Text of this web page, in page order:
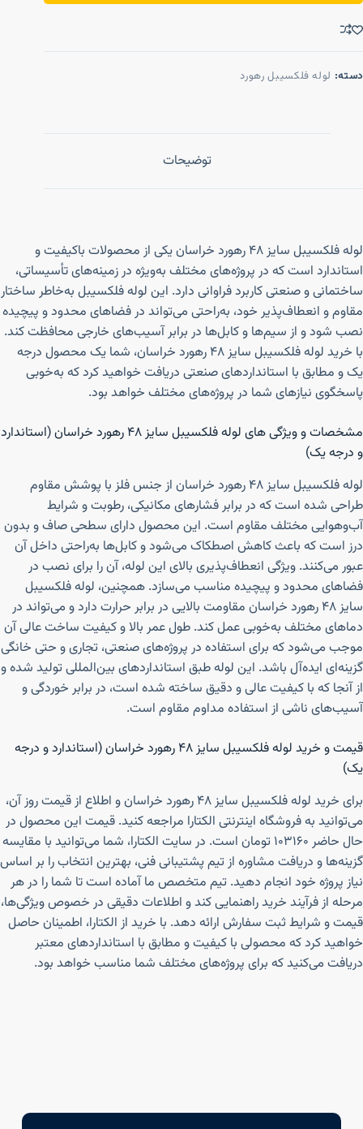
دسته: لوله فلکسیبل رهورد
توضیحات
لوله فلکسیبل سایز ۴۸ رهورد خراسان یکی از محصولات باکیفیت و
استاندارد است که در پروژه‌های مختلف به‌ویژه در زمینه‌های تأسیساتی،
ساختمانی و صنعتی کاربرد فراوانی دارد. این لوله فلکسیبل به‌خاطر ساختار
مقاوم و انعطاف‌پذیر خود، به‌راحتی می‌تواند در فضاهای محدود و پیچیده
نصب شود و از سیم‌ها و کابل‌ها در برابر آسیب‌های خارجی محافظت کند.
با خرید لوله فلکسیبل سایز ۴۸ رهورد خراسان، شما یک محصول درجه
یک و مطابق با استانداردهای صنعتی دریافت خواهید کرد که به‌خوبی
پاسخگوی نیازهای شما در پروژه‌های مختلف خواهد بود.
مشخصات و ویژگی های لوله فلکسیبل سایز ۴۸ رهورد خراسان (استاندارد
و درجه یک)
لوله فلکسیبل سایز ۴۸ رهورد خراسان از جنس فلز با پوشش مقاوم
طراحی شده است که در برابر فشارهای مکانیکی، رطوبت و شرایط
آب‌وهوایی مختلف مقاوم است. این محصول دارای سطحی صاف و بدون
درز است که باعث کاهش اصطکاک می‌شود و کابل‌ها به‌راحتی داخل آن
عبور می‌کنند. ویژگی انعطاف‌پذیری بالای این لوله، آن را برای نصب در
فضاهای محدود و پیچیده مناسب می‌سازد. همچنین، لوله فلکسیبل
سایز ۴۸ رهورد خراسان مقاومت بالایی در برابر حرارت دارد و می‌تواند در
دماهای مختلف به‌خوبی عمل کند. طول عمر بالا و کیفیت ساخت عالی آن
موجب می‌شود که برای استفاده در پروژه‌های صنعتی، تجاری و حتی خانگی
گزینه‌ای ایده‌آل باشد. این لوله طبق استانداردهای بین‌المللی تولید شده و
از آنجا که با کیفیت عالی و دقیق ساخته شده است، در برابر خوردگی و
آسیب‌های ناشی از استفاده مداوم مقاوم است.
قیمت و خرید لوله فلکسیبل سایز ۴۸ رهورد خراسان (استاندارد و درجه
یک)
برای خرید لوله فلکسیبل سایز ۴۸ رهورد خراسان و اطلاع از قیمت روز آن،
می‌توانید به فروشگاه اینترنتی الکتارا مراجعه کنید. قیمت این محصول در
حال حاضر ۱۰۳۱۶۰ تومان است. در سایت الکتارا، شما می‌توانید با مقایسه
گزینه‌ها و دریافت مشاوره از تیم پشتیبانی فنی، بهترین انتخاب را بر اساس
نیاز پروژه خود انجام دهید. تیم متخصص ما آماده است تا شما را در هر
مرحله از فرآیند خرید راهنمایی کند و اطلاعات دقیقی در خصوص ویژگی‌ها،
قیمت و شرایط ثبت سفارش ارائه دهد. با خرید از الکتارا، اطمینان حاصل
خواهید کرد که محصولی با کیفیت و مطابق با استانداردهای معتبر
دریافت می‌کنید که برای پروژه‌های مختلف شما مناسب خواهد بود.